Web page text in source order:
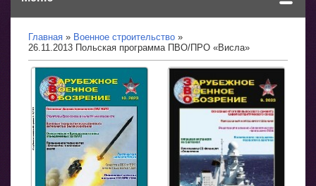
Главная
Военное строительство
26.11.2013 Польская программа ПВО/ПРО «Висла»